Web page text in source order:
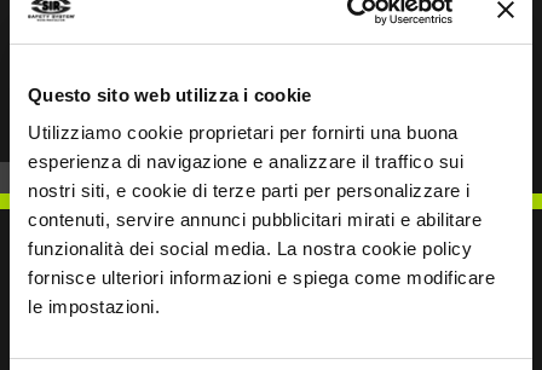
Questo sito web utilizza i cookie
Utilizziamo cookie proprietari per fornirti una buona
esperienza di navigazione e analizzare il traffico sui
nostri siti, e cookie di terze parti per personalizzare i
contenuti, servire annunci pubblicitari mirati e abilitare
funzionalità dei social media. La nostra cookie policy
fornisce ulteriori informazioni e spiega come modificare
le impostazioni.